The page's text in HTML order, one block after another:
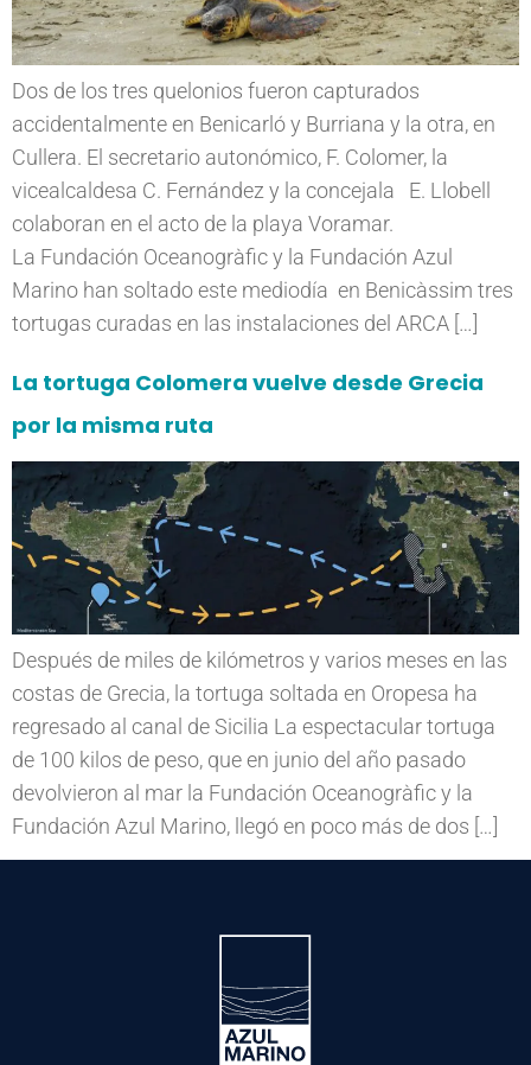
Dos de los tres quelonios fueron capturados
accidentalmente en Benicarló y Burriana y la otra, en
Cullera. El secretario autonómico, F. Colomer, la
vicealcaldesa C. Fernández y la concejala E. Llobell
colaboran en el acto de la playa Voramar.
La Fundación Oceanogràfic y la Fundación Azul
Marino han soltado este mediodía en Benicàssim tres
tortugas curadas en las instalaciones del ARCA […]
La tortuga Colomera vuelve desde Grecia
por la misma ruta
Después de miles de kilómetros y varios meses en las
costas de Grecia, la tortuga soltada en Oropesa ha
regresado al canal de Sicilia La espectacular tortuga
de 100 kilos de peso, que en junio del año pasado
devolvieron al mar la Fundación Oceanogràfic y la
Fundación Azul Marino, llegó en poco más de dos […]